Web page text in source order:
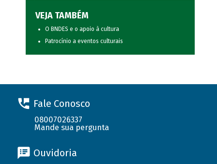
VEJA TAMBÉM
O BNDES e o apoio à cultura
Patrocínio a eventos culturais
Fale Conosco
08007026337
Mande sua pergunta
Ouvidoria